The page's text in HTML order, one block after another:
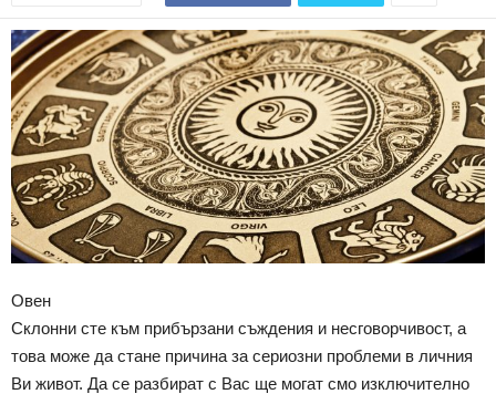
Овен
Склонни сте към прибързани съждения и несговорчивост, а
това може да стане причина за сериозни проблеми в личния
Ви живот. Да се разбират с Вас ще могат смо изключително